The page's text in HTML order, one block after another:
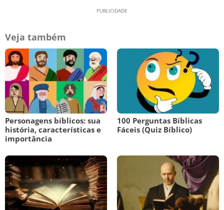
Veja também
Personagens bíblicos: sua
história, características e
importância
100 Perguntas Bíblicas
Fáceis (Quiz Bíblico)